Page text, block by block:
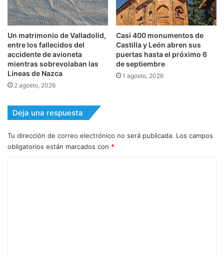
Un matrimonio de Valladolid,
entre los fallecidos del
accidente de avioneta
mientras sobrevolaban las
Líneas de Nazca
2 agosto, 2026
Casi 400 monumentos de
Castilla y León abren sus
puertas hasta el próximo 6
de septiembre
1 agosto, 2026
Deja una respuesta
Tu dirección de correo electrónico no será publicada. Los campos
obligatorios están marcados con *